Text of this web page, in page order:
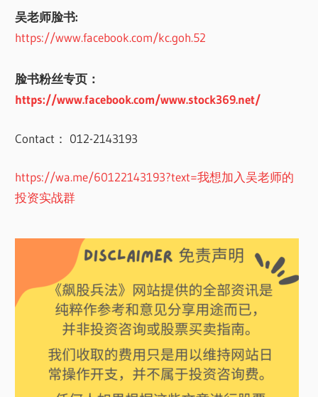
吴老师脸书:
https://www.facebook.com/kc.goh.52
脸书粉丝专页：
https://www.facebook.com/www.stock369.net/
Contact： 012-2143193
https://wa.me/60122143193?text=我想加入吴老师的
投资实战群